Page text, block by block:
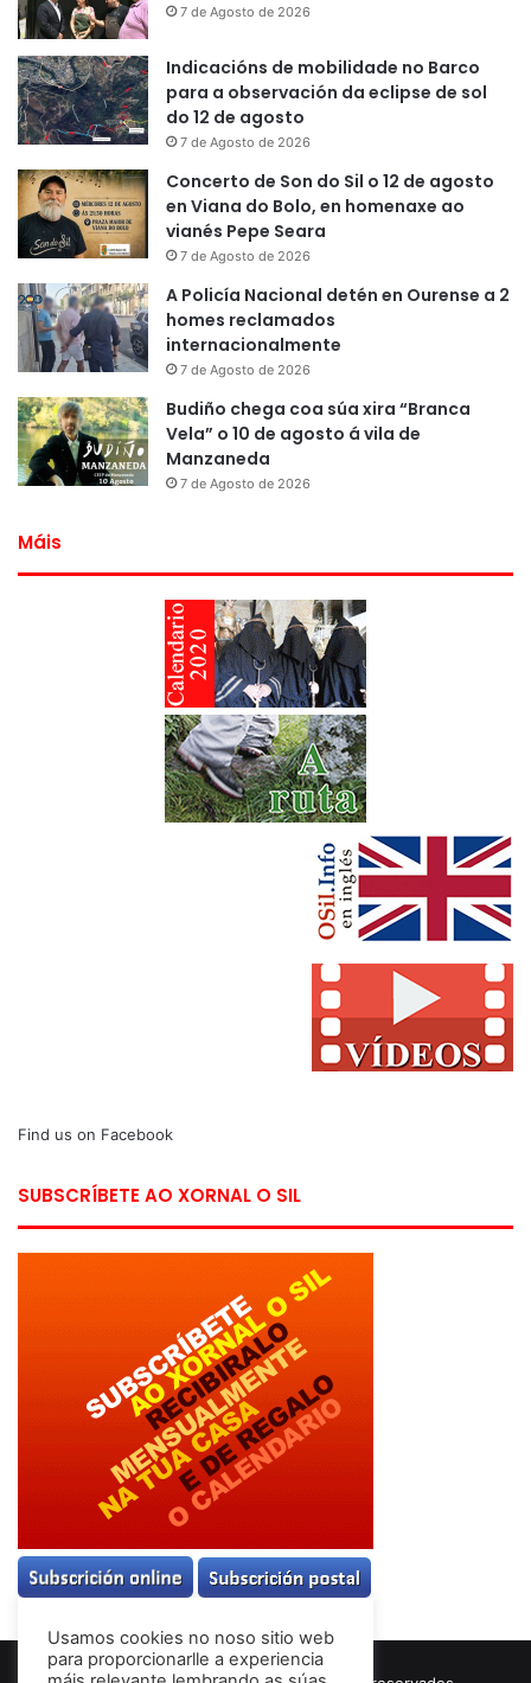
7 de Agosto de 2026
Indicacións de mobilidade no Barco
para a observación da eclipse de sol
do 12 de agosto
7 de Agosto de 2026
Concerto de Son do Sil o 12 de agosto
en Viana do Bolo, en homenaxe ao
vianés Pepe Seara
7 de Agosto de 2026
A Policía Nacional detén en Ourense a 2
homes reclamados
internacionalmente
7 de Agosto de 2026
Budiño chega coa súa xira “Branca
Vela” o 10 de agosto á vila de
Manzaneda
7 de Agosto de 2026
Máis
Find us on Facebook
SUBSCRÍBETE AO XORNAL O SIL
Usamos cookies no noso sitio web
para proporcionarlle a experiencia